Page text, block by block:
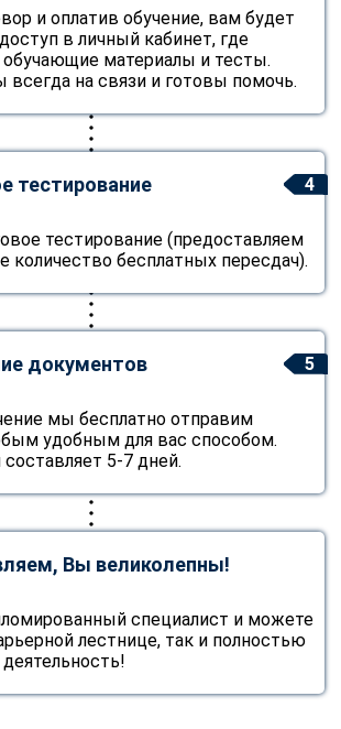
и оплатив обучение, вам будет
в личный кабинет, где
материалы и тесты.
всегда на связи и готовы помочь.
4
тестирование
тестирование (предоставляем
количество бесплатных пересдач).
5
документов
мы бесплатно отправим
удобным для вас способом.
5-7 дней.
Вы великолепны!
специалист и можете
лестнице, так и полностью